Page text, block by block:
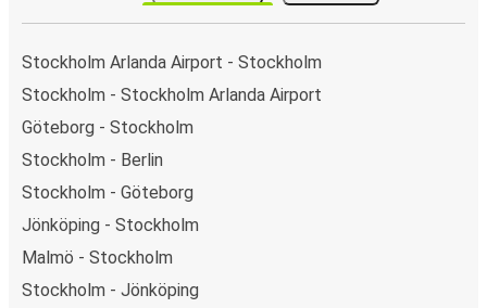
Stockholm Arlanda Airport - Stockholm
Stockholm - Stockholm Arlanda Airport
Göteborg - Stockholm
Stockholm - Berlin
Stockholm - Göteborg
Jönköping - Stockholm
Malmö - Stockholm
Stockholm - Jönköping